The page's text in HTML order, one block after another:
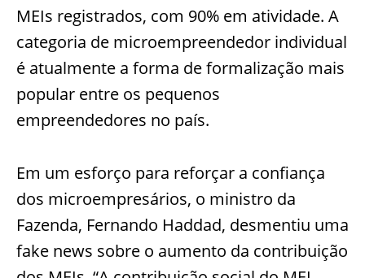
MEIs registrados, com 90% em atividade. A
categoria de microempreendedor individual
é atualmente a forma de formalização mais
popular entre os pequenos
empreendedores no país.
Em um esforço para reforçar a confiança
dos microempresários, o ministro da
Fazenda, Fernando Haddad, desmentiu uma
fake news sobre o aumento da contribuição